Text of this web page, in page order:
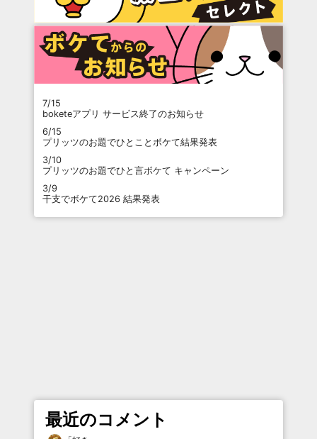
7/15
boketeアプリ サービス終了のお知らせ
6/15
プリッツのお題でひとことボケて結果発表
3/10
プリッツのお題でひと言ボケて キャンペーン
3/9
干支でボケて2026 結果発表
最近のコメント